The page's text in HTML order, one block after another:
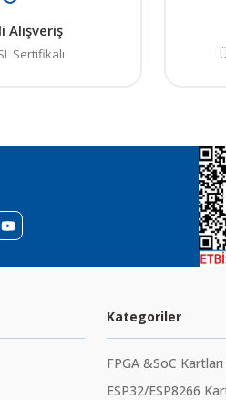
Alışveriş
Sertifikalı
Kategoriler
FPGA &SoC Kartları
ESP32/ESP8266